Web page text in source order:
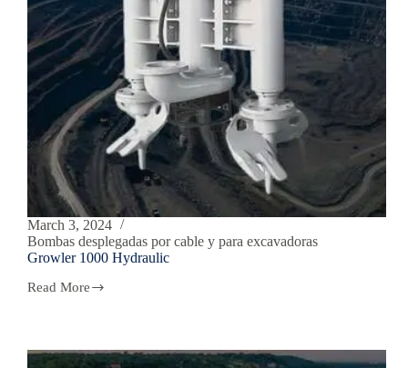
March 3, 2024
Bombas desplegadas por cable y para excavadoras
Growler 1000 Hydraulic
Read More
Growler